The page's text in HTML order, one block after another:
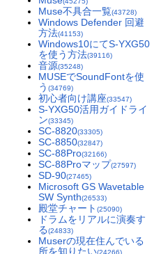
Muse不具合一覧(43728)
Windows Defender 回避
方法(41153)
Windows10にてS-YXG50
を使う方法(39116)
音源(35248)
MUSEでSoundFontを使
う(34769)
初心者向け講座(33547)
S-YXG50活用ガイドライ
ン(33345)
SC-8820(33305)
SC-8850(32847)
SC-88Pro(32166)
SC-88Proマップ(27597)
SD-90(27465)
Microsoft GS Wavetable
SW Synth(26533)
殿堂チャート(25090)
ドラムをリアルに演奏す
る(24833)
Muserの現在住んでいる
所を知りたい